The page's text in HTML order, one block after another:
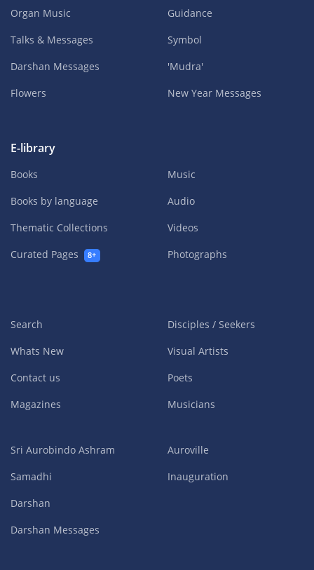
Organ Music
Talks & Messages
Darshan Messages
Flowers
Guidance
Symbol
'Mudra'
New Year Messages
E-library
Books
Books by language
Thematic Collections
Curated Pages
8+
Music
Audio
Videos
Photographs
Search
Whats New
Contact us
Magazines
Disciples / Seekers
Visual Artists
Poets
Musicians
Sri Aurobindo Ashram
Samadhi
Darshan
Darshan Messages
Auroville
Inauguration